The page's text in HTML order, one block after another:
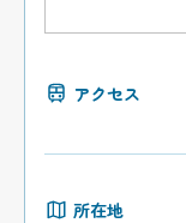
アクセス
所在地